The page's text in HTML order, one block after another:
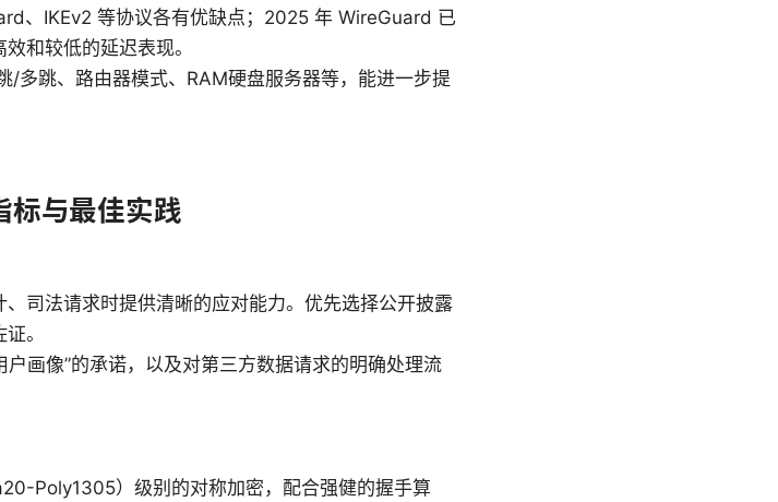
、IKEv2 等协议各有优缺点；2025 年 WireGuard 已
和较低的延迟表现。
/多跳、路由器模式、RAM硬盘服务器等，能进一步提
标与最佳实践
司法请求时提供清晰的应对能力。优先选择公开披露
。
户画像”的承诺，以及对第三方数据请求的明确处理流
Poly1305）级别的对称加密，配合强健的握手算